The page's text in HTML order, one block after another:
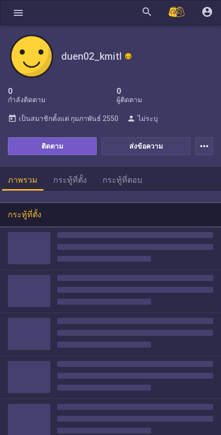
menu search account_circle
duen02_kmitl
0
กำลังติดตาม
0
ผู้ติดตาม
ส่งข้อความ
ติดตาม
today เป็นสมาชิกตั้งแต่ กุมภาพันธ์ 2550 person ไม่ระบุ
more_horiz
ภาพรวม กระทู้ที่ตั้ง กระทู้ที่ตอบ
กระทู้ที่ตั้ง